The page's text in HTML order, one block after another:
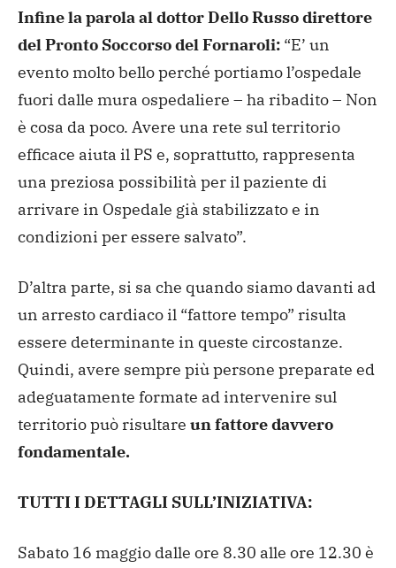
Infine la parola al dottor Dello Russo direttore
del Pronto Soccorso del Fornaroli: “E’ un
evento molto bello perché portiamo l’ospedale
fuori dalle mura ospedaliere – ha ribadito – Non
è cosa da poco. Avere una rete sul territorio
efficace aiuta il PS e, soprattutto, rappresenta
una preziosa possibilità per il paziente di
arrivare in Ospedale già stabilizzato e in
condizioni per essere salvato”.
D’altra parte, si sa che quando siamo davanti ad
un arresto cardiaco il “fattore tempo” risulta
essere determinante in queste circostanze.
Quindi, avere sempre più persone preparate ed
adeguatamente formate ad intervenire sul
territorio può risultare un fattore davvero
fondamentale.
TUTTI I DETTAGLI SULL’INIZIATIVA:
Sabato 16 maggio dalle ore 8.30 alle ore 12.30 è